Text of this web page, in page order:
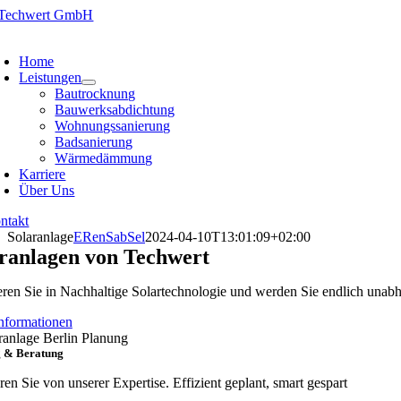
Zum
Home
Leistungen
Bautrocknung
Bauwerksabdichtung
Wohnungssanierung
Badsanierung
Wärmedämmung
Karriere
Über Uns
SolaranlageERenSabSel2024-04-10T13:01:09+02:00
von Techwert
Sie in Nachhaltige Solartechnologie und werden Sie endlich
& Beratung
Sie von unserer Expertise. Effizient geplant, smart gespart